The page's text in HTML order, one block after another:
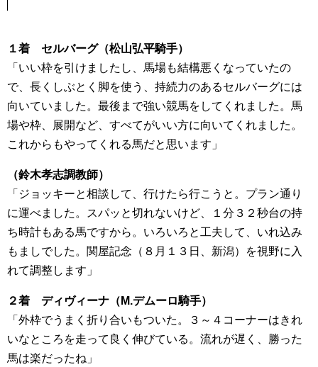
１着 セルバーグ（松山弘平騎手）
「いい枠を引けましたし、馬場も結構悪くなっていたの
で、長くしぶとく脚を使う、持続力のあるセルバーグには
向いていました。最後まで強い競馬をしてくれました。馬
場や枠、展開など、すべてがいい方に向いてくれました。
これからもやってくれる馬だと思います」
（鈴木孝志調教師）
「ジョッキーと相談して、行けたら行こうと。プラン通り
に運べました。スパッと切れないけど、１分３２秒台の持
ち時計もある馬ですから。いろいろと工夫して、いれ込み
もましでした。関屋記念（８月１３日、新潟）を視野に入
れて調整します」
２着 ディヴィーナ（M.デムーロ騎手）
「外枠でうまく折り合いもついた。３～４コーナーはきれ
いなところを走って良く伸びている。流れが遅く、勝った
馬は楽だったね」